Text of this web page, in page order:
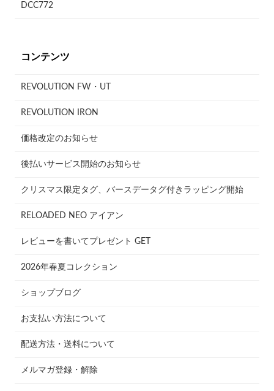
DCC772
コンテンツ
REVOLUTION FW・UT
REVOLUTION IRON
価格改定のお知らせ
後払いサービス開始のお知らせ
クリスマス限定タグ、バースデータグ付きラッピング開始
RELOADED NEO アイアン
レビューを書いてプレゼント GET
2026年春夏コレクション
ショップブログ
お支払い方法について
配送方法・送料について
メルマガ登録・解除